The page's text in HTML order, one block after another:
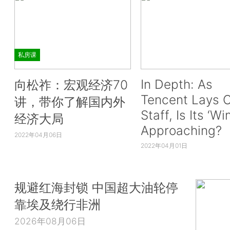
私房课
向松祚：宏观经济70
讲，带你了解国内外
经济大局
2022年04月06日
In Depth: As
Tencent Lays
Staff, Is Its
Approaching?
2022年04月01日
规避红海封锁 中国超大油轮停
靠埃及绕行非洲
2026年08月06日